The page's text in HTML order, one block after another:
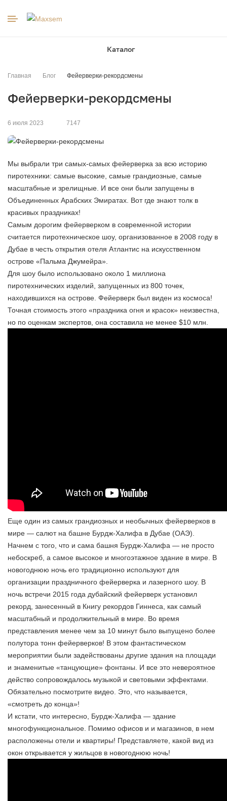
Каталог
Главная Блог Фейерверки-рекордсмены
Фейерверки-рекордсмены
6 июля 2023 7147
Мы выбрали три самых-самых фейерверка за всю историю
пиротехники: самые высокие, самые грандиозные, самые
масштабные и зрелищные. И все они были запущены в
Объединенных Арабских Эмиратах. Вот где знают толк в
красивых праздниках!
Самым дорогим фейерверком в современной истории
считается пиротехническое шоу, организованное в 2008 году в
Дубае в честь открытия отеля Атлантис на искусственном
острове «Пальма Джумейра».
Для шоу было использовано около 1 миллиона
пиротехнических изделий, запущенных из 800 точек,
находившихся на острове. Фейерверк был виден из космоса!
Точная стоимость этого «праздника огня и красок» неизвестна,
но по оценкам экспертов, она составила не менее $10 млн.
Еще один из самых грандиозных и необычных фейерверков в
мире — салют на башне Бурдж-Халифа в Дубае (ОАЭ).
Начнем с того, что и сама башня Бурдж-Халифа — не просто
небоскреб, а самое высокое и многоэтажное здание в мире. В
новогоднюю ночь его традиционно используют для
организации праздничного фейерверка и лазерного шоу. В
ночь встречи 2015 года дубайский фейерверк установил
рекорд, занесенный в Книгу рекордов Гиннеса, как самый
масштабный и продолжительный в мире. Во время
представления менее чем за 10 минут было выпущено более
полутора тонн фейерверков! В этом фантастическом
мероприятии были задействованы другие здания на площади
и знаменитые «танцующие» фонтаны. И все это невероятное
действо сопровождалось музыкой и световыми эффектами.
Обязательно посмотрите видео. Это, что называется,
«смотреть до конца»!
И кстати, что интересно, Бурдж-Халифа — здание
многофункциональное. Помимо офисов и и магазинов, в нем
расположены отели и квартиры! Представляете, какой вид из
окон открывается у жильцов в новогоднюю ночь!